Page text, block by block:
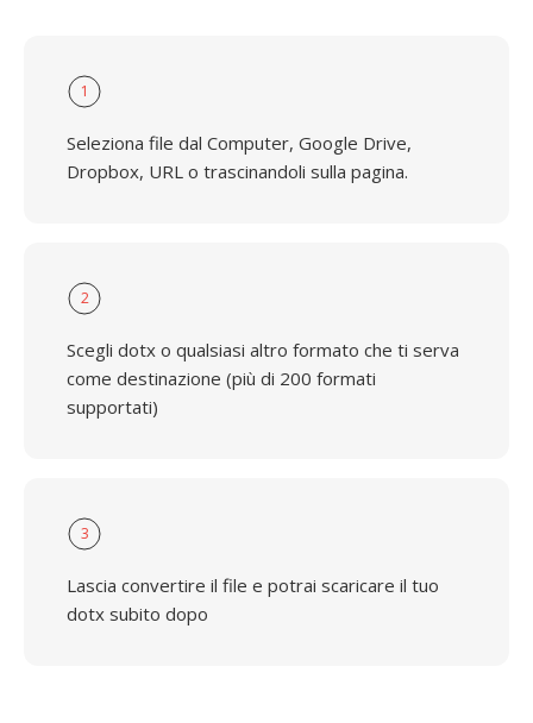
1
Seleziona file dal Computer, Google Drive,
Dropbox, URL o trascinandoli sulla pagina.
2
Scegli dotx o qualsiasi altro formato che ti serva
come destinazione (più di 200 formati
supportati)
3
Lascia convertire il file e potrai scaricare il tuo
dotx subito dopo